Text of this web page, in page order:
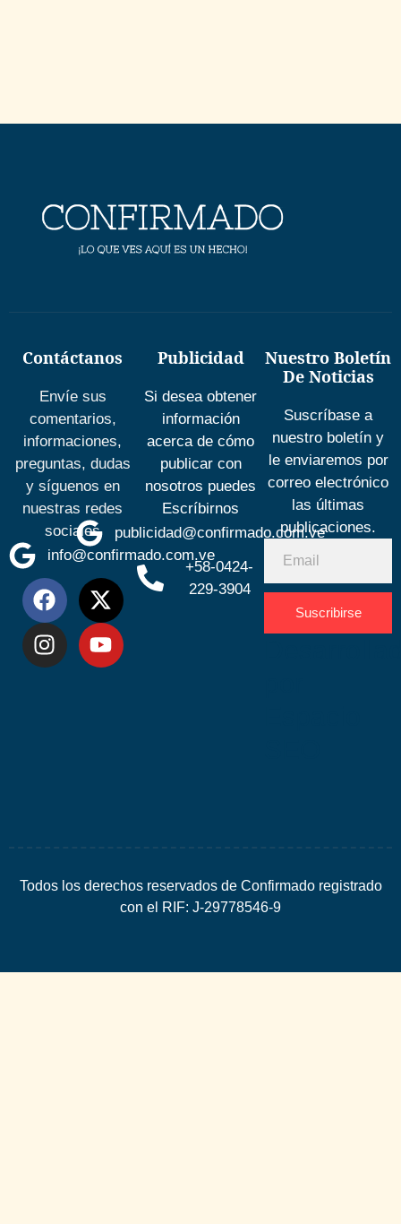
Contáctanos
Envíe sus
comentarios,
informaciones,
preguntas, dudas
y síguenos en
nuestras redes
sociales
info@confirmado.com.ve
Publicidad
Si desea obtener
información
acerca de cómo
publicar con
nosotros puedes
Escríbirnos
publicidad@confirmado.com.ve
+58-0424-
229-3904
Nuestro Boletín
De Noticias
Suscríbase a
nuestro boletín y
le enviaremos por
correo electrónico
las últimas
publicaciones.
Suscribirse
Todos los derechos reservados de Confirmado registrado
con el RIF: J-29778546-9